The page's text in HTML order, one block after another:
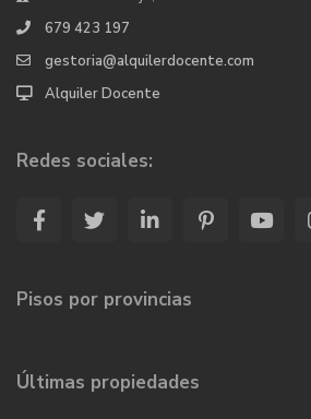
679 423 197
gestoria@alquilerdocente.com
Alquiler Docente
Redes sociales:
Pisos por provincias
Últimas propiedades